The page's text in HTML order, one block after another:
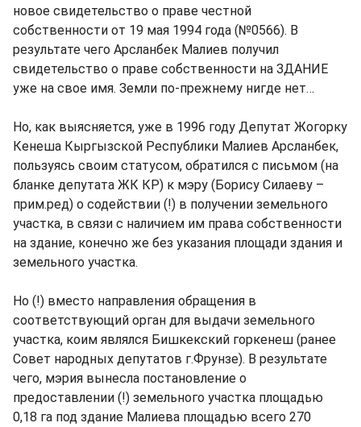
новое свидетельство о праве честной
собственности от 19 мая 1994 года (№0566). В
результате чего Арсланбек Малиев получил
свидетельство о праве собственности на ЗДАНИЕ
уже на свое имя. Земли по-прежнему нигде нет…
Но, как выясняется, уже в 1996 году Депутат Жогорку
Кенеша Кыргызской Республики Малиев Арсланбек,
пользуясь своим статусом, обратился с письмом (на
бланке депутата ЖК КР) к мэру (Борису Силаеву –
прим.ред) о содействии (!) в получении земельного
участка, в связи с наличием им права собственности
на здание, конечно же без указания площади здания и
земельного участка.
Но (!) вместо направления обращения в
соответствующий орган для выдачи земельного
участка, коим являлся Бишкекский горкенеш (ранее
Совет народных депутатов г.Фрунзе). В результате
чего, мэрия вынесла постановление о
предоставлении (!) земельного участка площадью
0,18 га под здание Малиева площадью всего 270